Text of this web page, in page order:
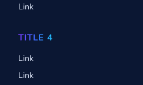
Link
TITLE 4
Link
Link